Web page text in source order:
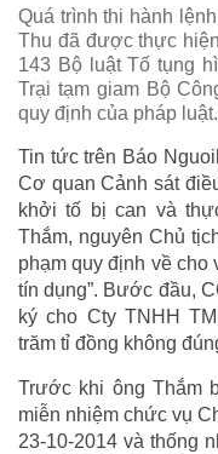
Quá trình thi hành
Thu đã được thực
143 Bộ luật Tố tụng
Trại tạm giam Bộ
quy định của pháp
Tin tức trên Báo
Cơ quan Cảnh sát
khởi tố bị can và
Thắm, nguyên Chủ
phạm quy định về cho
tín dụng”. Bước đầu,
ký cho Cty TNHH
trăm tỉ đồng không
Trước khi ông Thắm
miễn nhiệm chức vụ
23-10-2014 và thống